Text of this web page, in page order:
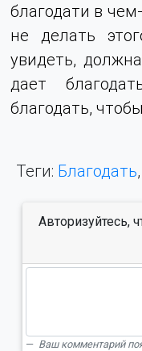
благодати в
не делать
увидеть,
дает
благодать,
Теги: Благодать,
Авторизуйтесь,
Ваш комментарий